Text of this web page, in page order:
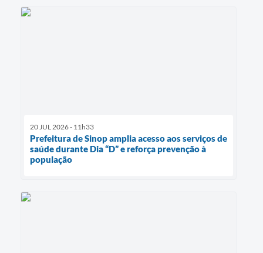
20 JUL 2026 - 11h33
Prefeitura de Sinop amplia acesso aos serviços de
saúde durante Dia “D” e reforça prevenção à
população